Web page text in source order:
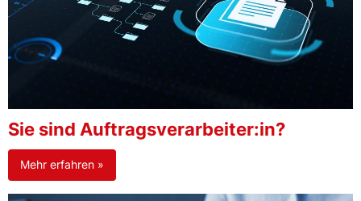
Sie sind Auftragsverarbeiter:in?
Mehr erfahren »